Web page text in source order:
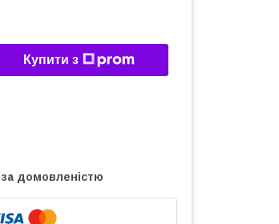
Купити з
за домовленістю